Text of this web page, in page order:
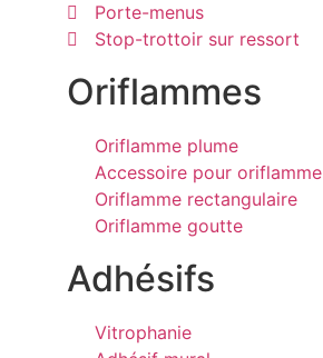
Porte-menus
Stop-trottoir sur ressort
Oriflammes
Oriflamme plume
Accessoire pour oriflamme
Oriflamme rectangulaire
Oriflamme goutte
Adhésifs
Vitrophanie